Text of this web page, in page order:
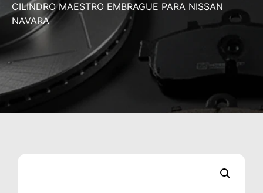
CILINDRO MAESTRO EMBRAGUE PARA NISSAN
NAVARA